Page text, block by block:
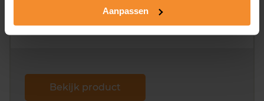
Aanpassen
Een uitgebreid overzicht van het perceel en
omliggende percelen met de kadastrale erfgrenzen,
dit inclusief de luchtfoto!
Bekijk product